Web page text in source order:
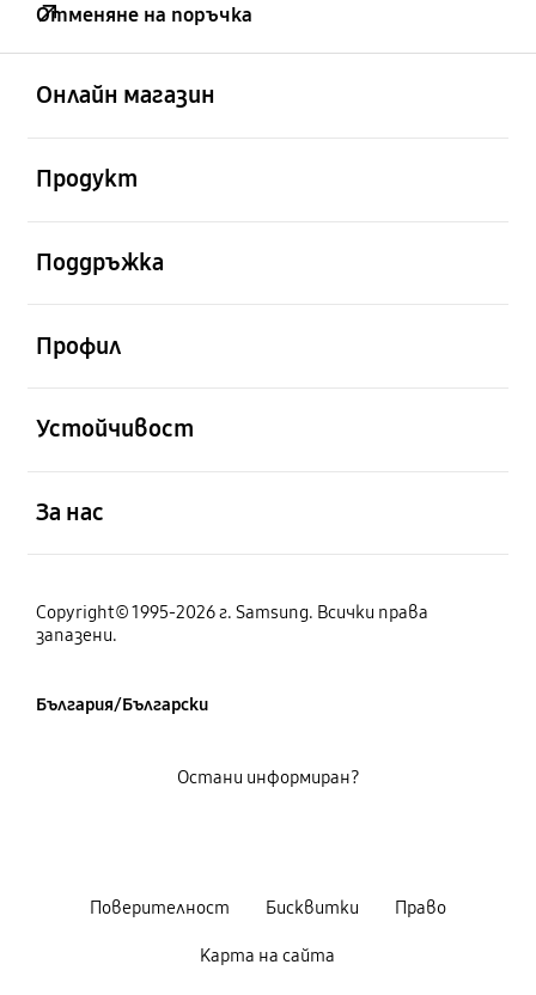
Отменяне на поръчка
Онлайн магазин
Продукт
Поддръжка
Профил
Устойчивост
За нас
Copyright© 1995-2026 г. Samsung. Всички права
запазени.
България/Български
Поверителност Бисквитки Право
Карта на сайта
Остани информиран?